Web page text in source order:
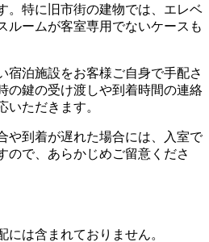
。特に旧市街の建物では、エレベ
ルームが客室専用でないケースも
宿泊施設をお客様ご自身で手配さ
の鍵の受け渡しや到着時間の連絡
いただきます。
や到着が遅れた場合には、入室で
ので、あらかじめご留意くださ
は含まれておりません。